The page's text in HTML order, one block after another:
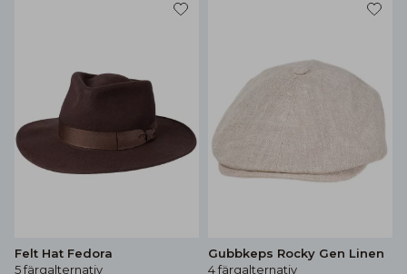
Felt Hat Fedora
5 färgalternativ
Gubbkeps Rocky Gen Linen
4 färgalternativ